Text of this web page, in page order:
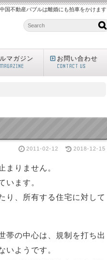
中国不動産バブルは離婚にも拍車をかけます
マガジン お問い合わせ
CONTACT US
2011-02-12 2018-12-15
まりません。
います。
り、所有する住宅に対して
帯の中心は、規制を打ち出
いようです。